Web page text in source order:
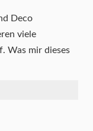
Deco
viele
Was mir dieses